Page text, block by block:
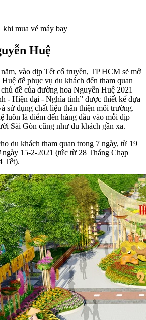
mua vé máy bay
Huệ
vào dịp Tết cổ truyền, TP HCM sẽ mở
để phục vụ du khách đến tham quan
đề của đường hoa Nguyễn Huệ 2021
- Hiện đại - Nghĩa tình” được thiết kế dựa
sử dụng chất liệu thân thiện môi trường.
luôn là điểm đến hàng đầu vào mỗi dịp
Sài Gòn cũng như du khách gần xa.
du khách tham quan trong 7 ngày, từ 19
15-2-2021 (tức từ 28 Tháng Chạp
Tết).